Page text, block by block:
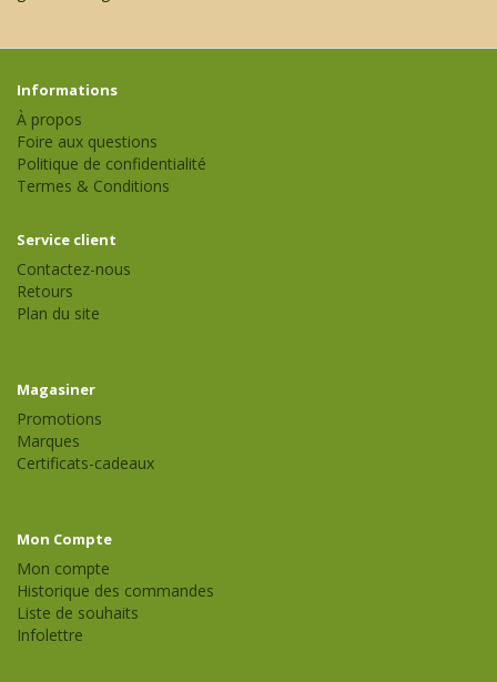
Informations
À propos
Foire aux questions
Politique de confidentialité
Termes & Conditions
Service client
Contactez-nous
Retours
Plan du site
Magasiner
Promotions
Marques
Certificats-cadeaux
Mon Compte
Mon compte
Historique des commandes
Liste de souhaits
Infolettre